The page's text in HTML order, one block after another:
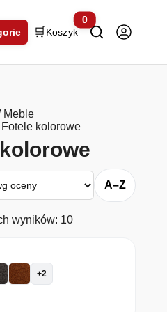
🛒 Koszyk
0
Meble
kolorowe
A–Z
wyników: 10Posortowane
+2